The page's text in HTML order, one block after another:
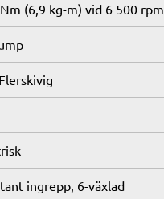
(6,9 kg-m) vid 6 500 rpm
ingrepp, 6-växlad